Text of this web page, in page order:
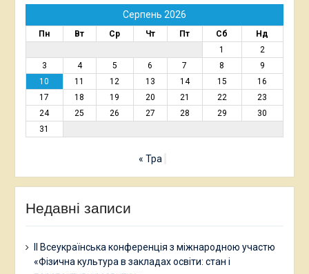
Серпень 2026
Пн Вт Ср Чт Пт Сб
Нд
1
2
3
4 5 6 7 8
9
10
11 12 13 14 15
16
17
18 19 20 21 22
23
24
25 26 27 28 29
30
31
« Тра
Недавні записи
ІІ Всеукраїнська конференція з міжнародною участю
«Фізична культура в закладах освіти: стан і